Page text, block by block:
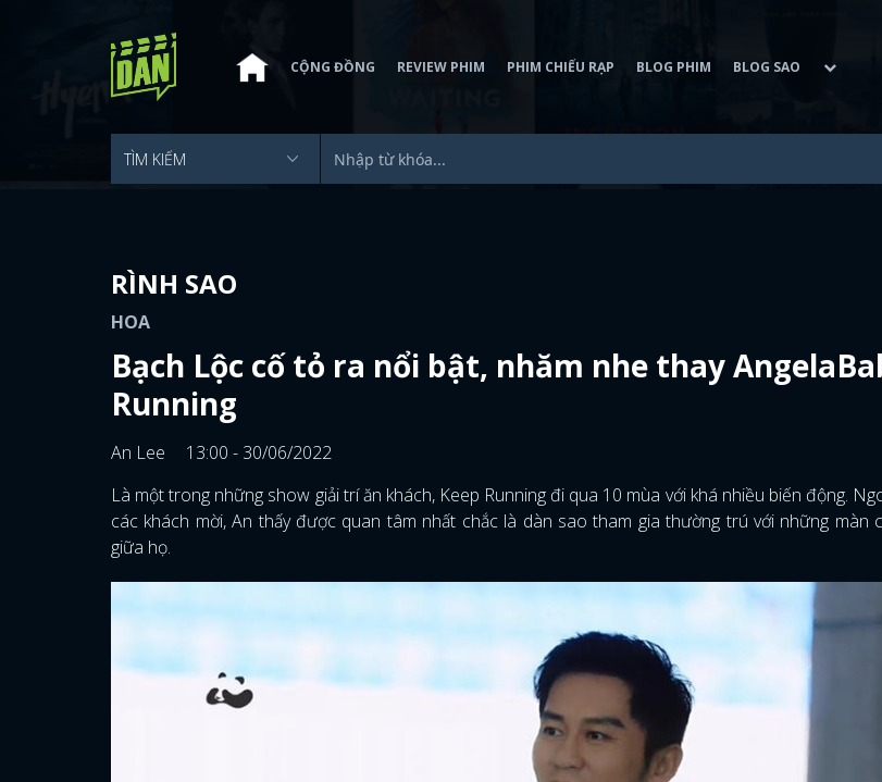
CỘNG ĐỒNG REVIEW PHIM PHIM CHIẾU RẠP BLOG PHIM BLOG SAO
RÌNH SAO
HOA
Bạch Lộc cố tỏ ra nổi bật, nhăm nhe thay
Running
An Lee
13:00 - 30/06/2022
Là một trong những show giải trí ăn khách, Keep Running đi qua 10 mùa với khá nhiều biến động.
các khách mời, An thấy được quan tâm nhất chắc là dàn sao tham gia thường trú với những màn
giữa họ.